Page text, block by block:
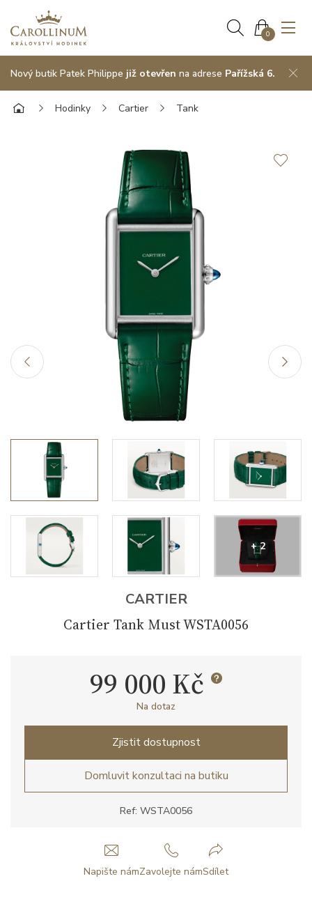
0
Nový butik Patek Philippe již otevřen na adrese Pařížská 6.
Hodinky Cartier Tank
+ 2
CARTIER
Cartier Tank Must WSTA0056
Ref: WSTA0056
99 000 Kč
Na dotaz
Zjistit dostupnost
Domluvit konzultaci na butiku
Napište námZavolejte námSdílet